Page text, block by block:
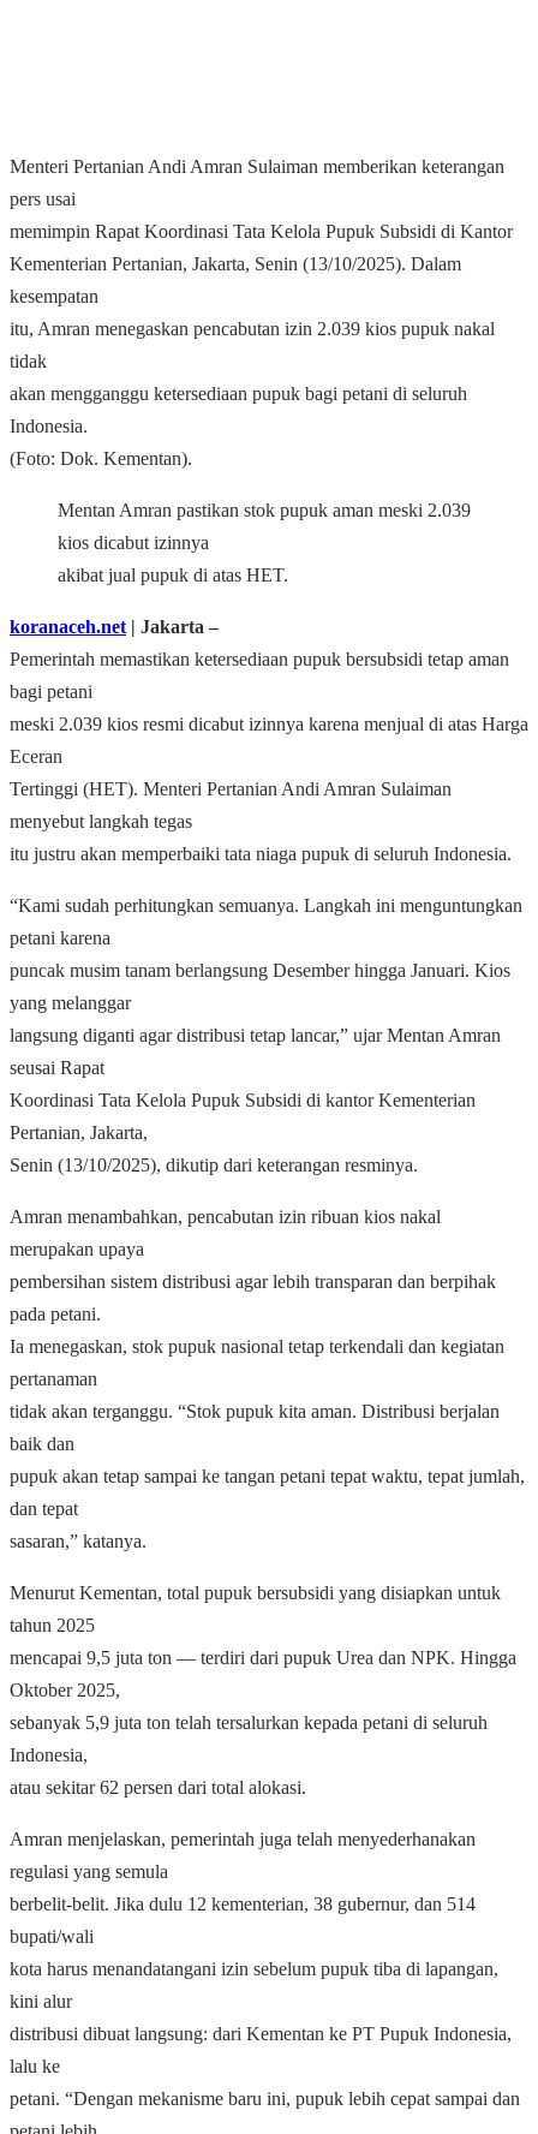
Menteri Pertanian Andi Amran Sulaiman memberikan keterangan
pers usai
memimpin Rapat Koordinasi Tata Kelola Pupuk Subsidi di Kantor
Kementerian Pertanian, Jakarta, Senin (13/10/2025). Dalam
kesempatan
itu, Amran menegaskan pencabutan izin 2.039 kios pupuk nakal
tidak
akan mengganggu ketersediaan pupuk bagi petani di seluruh
Indonesia.
(Foto: Dok. Kementan).
Mentan Amran pastikan stok pupuk aman meski 2.039
kios dicabut izinnya
akibat jual pupuk di atas HET.
koranaceh.net | Jakarta –
Pemerintah memastikan ketersediaan pupuk bersubsidi tetap aman
bagi petani
meski 2.039 kios resmi dicabut izinnya karena menjual di atas Harga
Eceran
Tertinggi (HET). Menteri Pertanian Andi Amran Sulaiman
menyebut langkah tegas
itu justru akan memperbaiki tata niaga pupuk di seluruh Indonesia.
“Kami sudah perhitungkan semuanya. Langkah ini menguntungkan
petani karena
puncak musim tanam berlangsung Desember hingga Januari. Kios
yang melanggar
langsung diganti agar distribusi tetap lancar,” ujar Mentan Amran
seusai Rapat
Koordinasi Tata Kelola Pupuk Subsidi di kantor Kementerian
Pertanian, Jakarta,
Senin (13/10/2025), dikutip dari keterangan resminya.
Amran menambahkan, pencabutan izin ribuan kios nakal
merupakan upaya
pembersihan sistem distribusi agar lebih transparan dan berpihak
pada petani.
Ia menegaskan, stok pupuk nasional tetap terkendali dan kegiatan
pertanaman
tidak akan terganggu. “Stok pupuk kita aman. Distribusi berjalan
baik dan
pupuk akan tetap sampai ke tangan petani tepat waktu, tepat jumlah,
dan tepat
sasaran,” katanya.
Menurut Kementan, total pupuk bersubsidi yang disiapkan untuk
tahun 2025
mencapai 9,5 juta ton — terdiri dari pupuk Urea dan NPK. Hingga
Oktober 2025,
sebanyak 5,9 juta ton telah tersalurkan kepada petani di seluruh
Indonesia,
atau sekitar 62 persen dari total alokasi.
Amran menjelaskan, pemerintah juga telah menyederhanakan
regulasi yang semula
berbelit-belit. Jika dulu 12 kementerian, 38 gubernur, dan 514
bupati/wali
kota harus menandatangani izin sebelum pupuk tiba di lapangan,
kini alur
distribusi dibuat langsung: dari Kementan ke PT Pupuk Indonesia,
lalu ke
petani. “Dengan mekanisme baru ini, pupuk lebih cepat sampai dan